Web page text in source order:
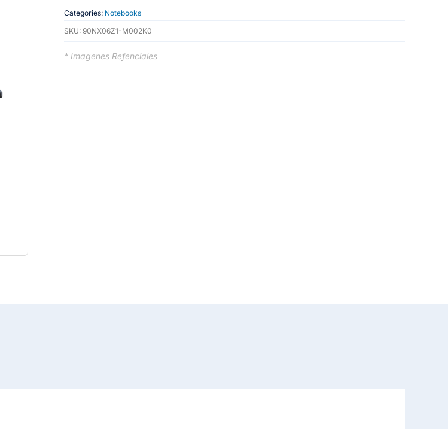
Categories: Notebooks
SKU: 90NX06Z1-M002K0
* Imagenes Refenciales